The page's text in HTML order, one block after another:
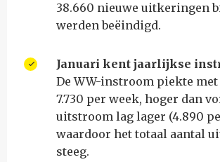
38.660 nieuwe uitkeringen
werden beëindigd.
Januari kent jaarlijkse
De WW-instroom piekte
7.730 per week, hoger dan
uitstroom lag lager (4.890
waardoor het totaal aantal
steeg.